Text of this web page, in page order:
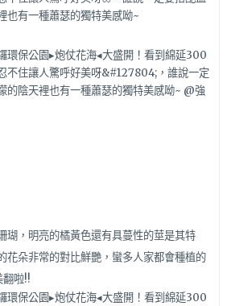
瑚，明亮的橘黃色還有具蔓性的莖是其特
花朵非常的對比鮮艷，蠻多人家都會種植的
翻啦!!